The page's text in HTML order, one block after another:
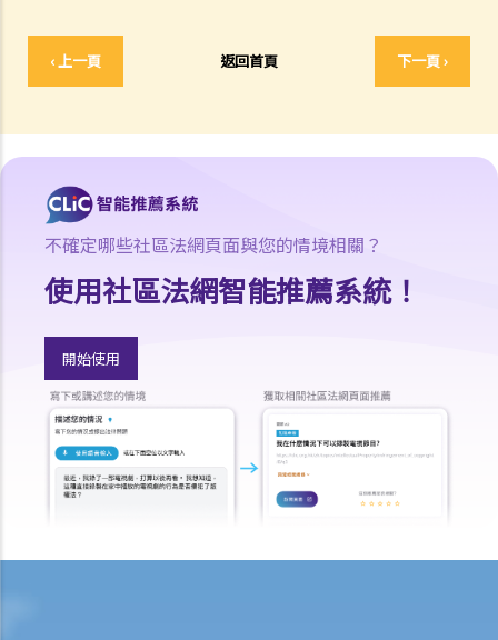
‹ 上一頁 返回首頁 下一頁 ›
火災中受傷的僱員
賠償責任
在甚麼情況下，僱主不需要為其僱員的工傷負上賠償責任？
賠償項目
我的配偶在工作時因意外而死亡，我或我的家人可獲哪些賠償？
我在工作時因遇到意外而受傷及導致傷殘，我或我的家人可獲哪些賠
償？
除上述的賠償外，我可否就工傷而獲得其他賠償（例如醫藥費）？
工傷或有關意外之報告
僱主向勞工處報告與工作有關的意外之時限是多久？
僱員可否向勞工處報告與工作有關的意外？
不確定哪些社區法網頁面與您的情境相關？
使用社區法網智能推薦系統！
開始使用